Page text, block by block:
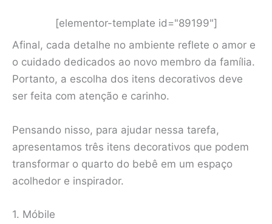
[elementor-template id="89199"]
Afinal, cada detalhe no ambiente reflete o amor e
o cuidado dedicados ao novo membro da família.
Portanto, a escolha dos itens decorativos deve
ser feita com atenção e carinho.
Pensando nisso, para ajudar nessa tarefa,
apresentamos três itens decorativos que podem
transformar o quarto do bebê em um espaço
acolhedor e inspirador.
1. Móbile